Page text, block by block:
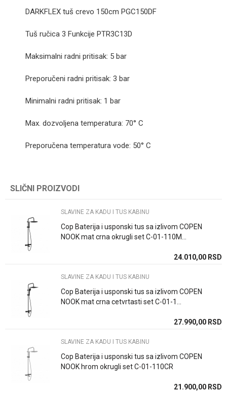
DARKFLEX tuš crevo 150cm PGC150DF
Tuš ručica 3 Funkcije PTR3C13D
Maksimalni radni pritisak: 5 bar
Preporučeni radni pritisak: 3 bar
Minimalni radni pritisak: 1 bar
Max. dozvoljena temperatura: 70° C
Preporučena temperatura vode: 50° C
Ime/Nadimak
Kategorija
Hrom
Zemlja proizvodnje
SLIČNI PROIZVODI
SLAVINE ZA KADU I TUS KABINU
Cop Baterija i usponski tus sa izlivom COPEN
NOOK mat crna okrugli set C-01-110M...
24.010,00 RSD
SLAVINE ZA KADU I TUS KABINU
Cop Baterija i usponski tus sa izlivom COPEN
NOOK mat crna cetvrtasti set C-01-1...
27.990,00 RSD
SLAVINE ZA KADU I TUS KABINU
Cop Baterija i usponski tus sa izlivom COPEN
NOOK hrom okrugli set C-01-110CR
21.900,00 RSD